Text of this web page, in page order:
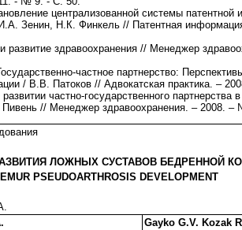
централизованной системы патентной
Зенин, Н.К. Финкель // Патентная
развитие здравоохранения // Менеджер
частное партнерство:
/ В.В. Патоков // Адвокатская практика. –
частно-государственного партнерства
// Менеджер здравоохранения. – 2008.
ЛОЖНЫХ СУСТАВОВ БЕДРЕННОЙ
PSEUDOARTHROSIS DEVELOPMENT
Gayko G.V. Kozak